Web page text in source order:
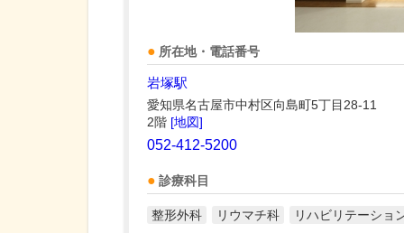
所在地・電話番号
岩塚駅
愛知県名古屋市中村区向島町5丁目28-11
2階 [地図]
052-412-5200
診療科目
整形外科 リウマチ科 リハビリテーショ